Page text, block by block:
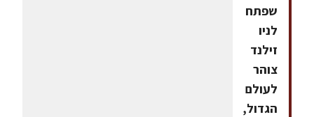
שפתח
לניו
זילנד
צוהר
לעולם
הגדול,